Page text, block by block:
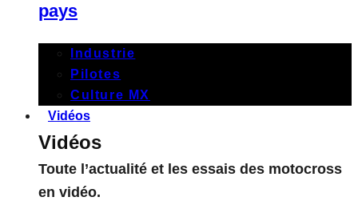
pays
Industrie
Pilotes
Culture MX
Vidéos
Vidéos
Toute l’actualité et les essais des motocross
en vidéo.